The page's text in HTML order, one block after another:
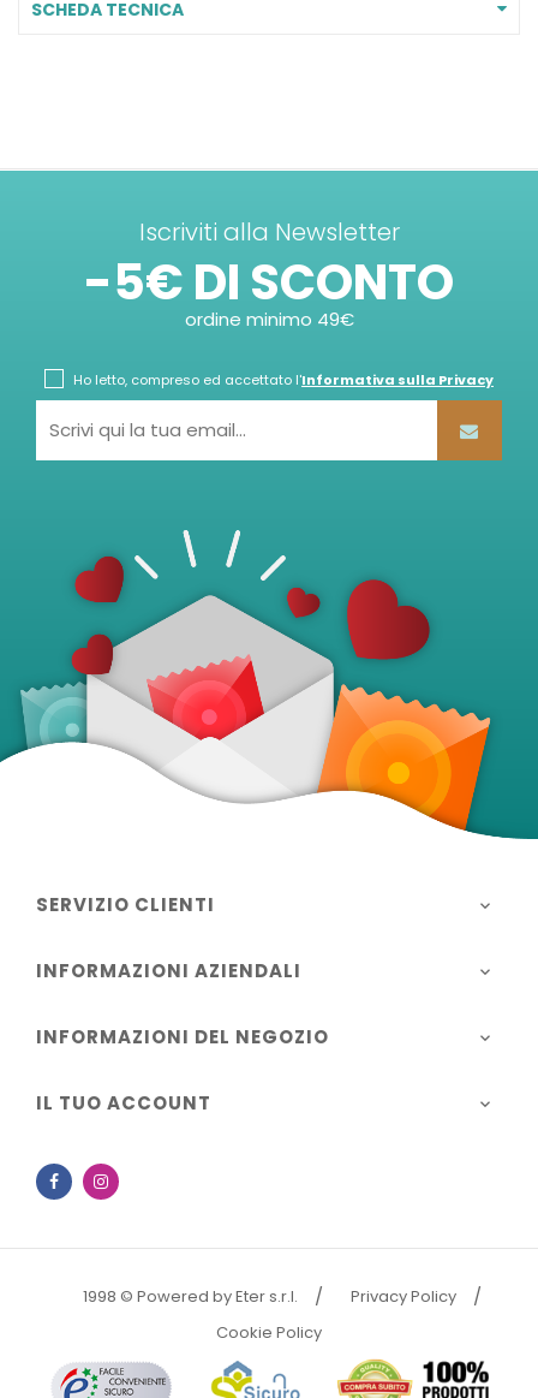
SCHEDA TECNICA
Iscriviti alla Newsletter
-5€ DI SCONTO
ordine minimo 49€
Ho letto, compreso ed accettato l'Informativa sulla Privacy
SERVIZIO CLIENTI 
INFORMAZIONI AZIENDALI 
INFORMAZIONI DEL NEGOZIO 
IL TUO ACCOUNT 
Facebook
1998 © Powered by Eter s.r.l.
Privacy Policy
Cookie Policy